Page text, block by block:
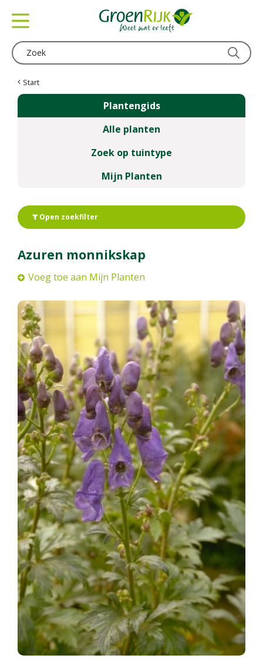
Start
Plantengids
Alle planten
Zoek op tuintype
Mijn Planten
Open zoekfilter
Azuren monnikskap
Voeg toe aan Mijn Planten